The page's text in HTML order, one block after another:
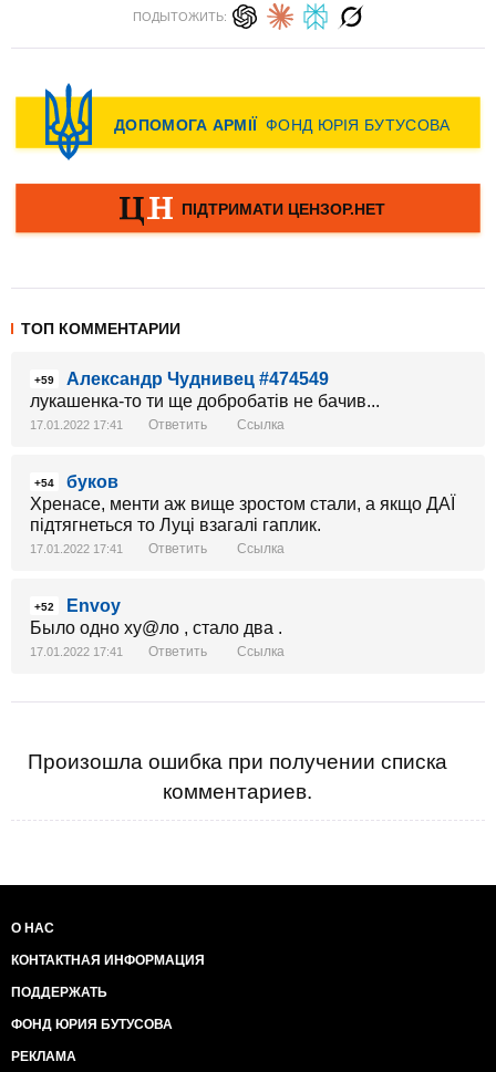
ПОДЫТОЖИТЬ:
ТОП КОММЕНТАРИИ
+59
Александр Чуднивец #474549
лукашенка-то ти ще добробатів не бачив...
17.01.2022 17:41 Ответить Ссылка
+54
буков
Хренасе, менти аж вище зростом стали, а якщо ДАЇ
підтягнеться то Луці взагалі гаплик.
17.01.2022 17:41 Ответить Ссылка
+52
Envoy
Было одно ху@ло , стало два .
17.01.2022 17:41 Ответить Ссылка
Произошла ошибка при получении списка
комментариев.
О НАС
КОНТАКТНАЯ ИНФОРМАЦИЯ
ПОДДЕРЖАТЬ
ФОНД ЮРИЯ БУТУСОВА
РЕКЛАМА